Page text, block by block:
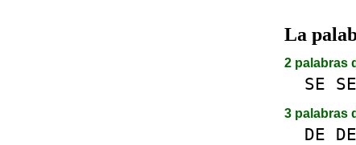
La
2 palabras
SE
3 palabras
DE